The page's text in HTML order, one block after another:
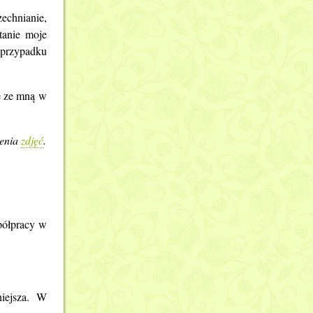
moje
mną w
zdjęć.
w
W